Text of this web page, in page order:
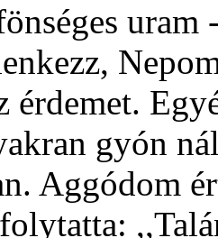
érdemet.
gyón
Aggódom